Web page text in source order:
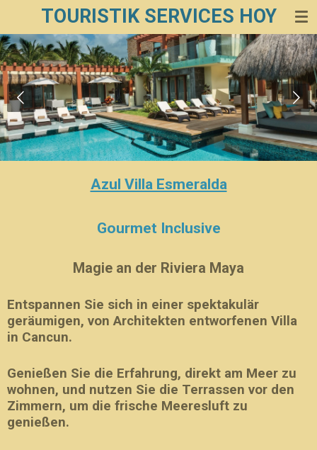
Hauptinhalt
springen
TOURISTIK SERVICES HOY
Azul Villa Esmeralda
Gourmet Inclusive
Magie an der Riviera Maya
Entspannen Sie sich in einer spektakulär
geräumigen, von Architekten entworfenen Villa
in Cancun.
Genießen Sie die Erfahrung, direkt am Meer zu
wohnen, und nutzen Sie die Terrassen vor den
Zimmern, um die frische Meeresluft zu
genießen.